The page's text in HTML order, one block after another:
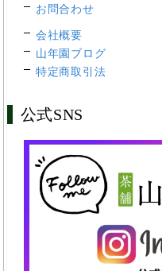
お問合わせ
会社概要
山年園ブログ
特定商取引法
公式SNS